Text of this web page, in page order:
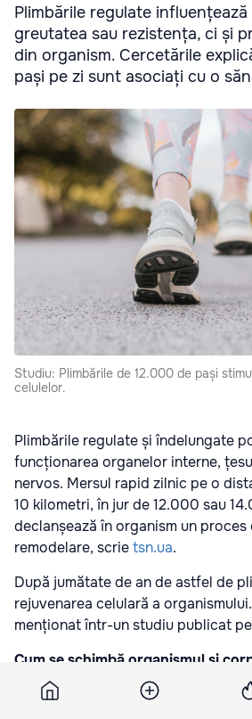
Plimbările regulate
greutatea sau rezistența, ci și
din organism. Cercetările
pași pe zi sunt asociați cu o
Studiu: Plimbările de 12.000 de pași
celulelor.
Plimbările regulate și îndelungate
funcționarea organelor interne,
nervos. Mersul rapid zilnic pe o
10 kilometri, în jur de 12.000 sau
declanșează în organism un proces
remodelare, scrietsn.ua.
După jumătate de an de astfel de
rejuvenarea celulară a
menționat într-un studiu publicat
Cum se schimbă organismul și
12.000 de pași